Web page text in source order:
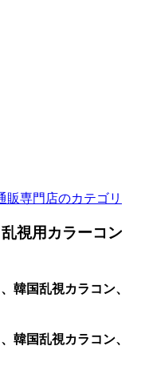
専門店のカテゴリ
視用カラーコン
韓国乱視カラコン、
韓国乱視カラコン、